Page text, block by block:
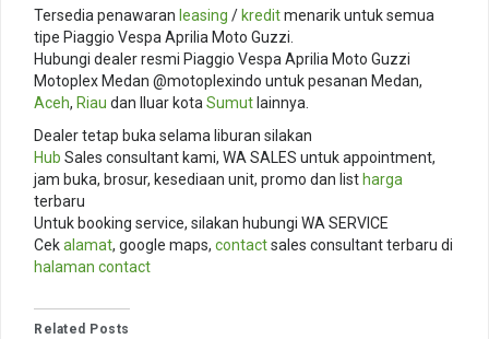
Tersedia penawaran leasing / kreditmenarik untuk semua
tipe Piaggio Vespa Aprilia Moto Guzzi.
Hubungi dealer resmi Piaggio Vespa Aprilia Moto Guzzi
Motoplex Medan @motoplexindo untuk pesanan Medan,
Aceh, Riau dan lluar kotaSumut lainnya.
Dealer tetap buka selama liburan silakan
Hub Sales consultant kami, WA SALES untuk appointment,
jam buka, brosur, kesediaan unit, promo dan list harga
terbaru
Untuk booking service, silakan hubungi WA SERVICE
Cekalamat, google maps, contactsales consultant terbaru di
halaman contact
Related Posts